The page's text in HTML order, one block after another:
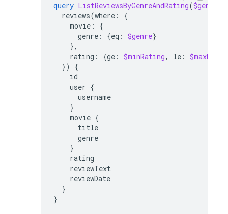
query ListReviewsByGenreAndRating($genre
reviews(where :
{
movie :
{
genre : {eq : $genre}
},
rating : {ge : $minRating, le :
})
{
id
user {
username
}
movie {
title
genre
}
rating
reviewText
reviewDate
}
}